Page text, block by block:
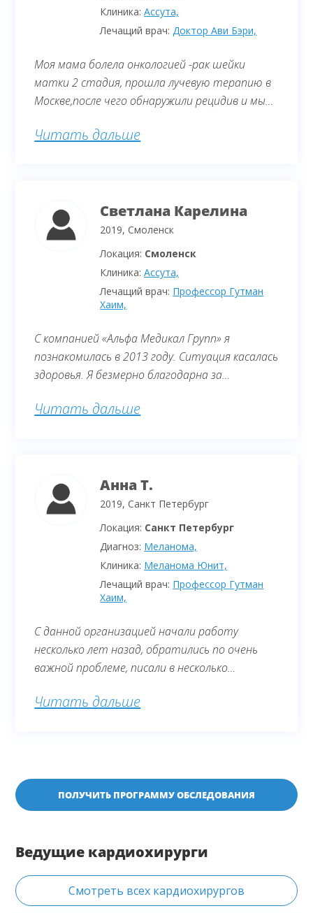
Клиника:Ассута,
Лечащий врач: Доктор Ави Бэри,
Моя мама болела онкологией -рак шейки
матки 2 стадия, прошла лучевую терапию в
Москве,после чего обнаружили рецидив и мы
компанию Израиля ALFA MEDICAL Group, где
организм, МРТ видит опухоль и врачи
назначают операцию на 20 декабря,
утверждая что нет онкологии.
Читать дальше
Светлана Карелина
2019, Смоленск
Локация: Смоленск
Клиника:Ассута,
Лечащий врач: Профессор Гутман
Хаим,
С компанией «Альфа Медикал Групп» я
познакомилась в 2013 году. Ситуация касалась
здоровья. Я безмерно благодарна за
диагностики и лечения. Особо хочу
Читать дальше
Анна Т.
2019, Санкт Петербург
Локация: Санкт Петербург
Диагноз: Меланома,
Клиника: Меланома Юнит,
Лечащий врач: Профессор Гутман
Хаим,
С данной организацией начали работу
несколько лет назад, обратились по очень
важной проблеме, писали в несколько
ответили быстро, изучили нашу проблему,
оперативно решали возникающие проблемы.
Уже несколько лет ездим на обследования, и
всегда все на высшем уровне. Отдельное
всем врачам, которые сотрудничают с
Читать дальше
ПОЛУЧИТЬ ПРОГРАММУ ОБСЛЕДОВАНИЯ
Ведущие кардиохирурги
Смотреть всех кардиохирургов